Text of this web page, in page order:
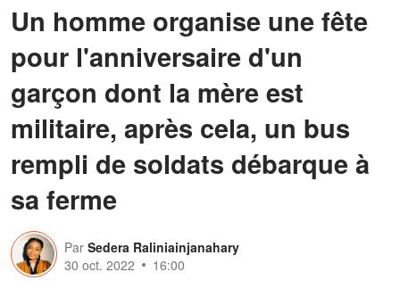
Un homme organise une fête
pour l'anniversaire d'un
garçon dont la mère est
militaire, après cela, un bus
rempli de soldats débarque à
sa ferme
Par Sedera Raliniainjanahary
30 oct. 2022
16:00